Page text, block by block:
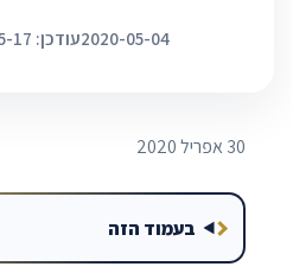
2020-05-04עודכן: 2026-05-17
30 אפריל 2020
בעמוד הזה